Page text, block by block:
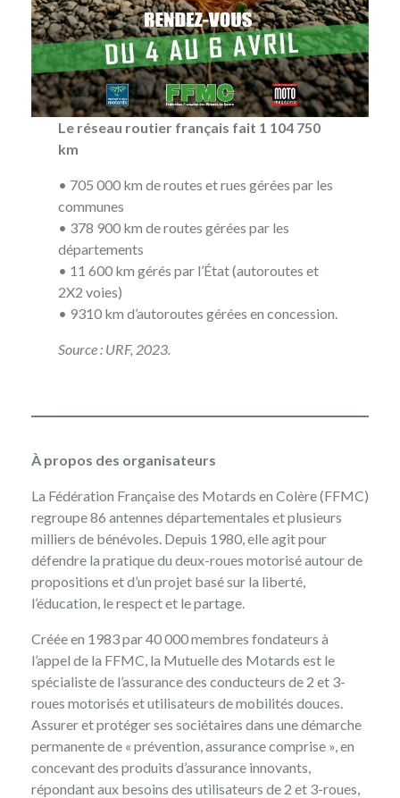
Le réseau routier français fait 1 104 750
km
• 705 000 km de routes et rues gérées par les
communes
• 378 900 km de routes gérées par les
départements
• 11 600 km gérés par l’État (autoroutes et
2X2 voies)
• 9310 km d’autoroutes gérées en concession.
Source : URF, 2023.
À propos des organisateurs
La Fédération Française des Motards en Colère(FFMC)
regroupe 86 antennes départementales et plusieurs
milliers de bénévoles. Depuis 1980, elle agit pour
défendre la pratique du deux-roues motorisé autour de
propositions et d’un projet basé sur la liberté,
l’éducation, le respect et le partage.
Créée en 1983 par 40 000 membres fondateurs à
l’appel de la FFMC, la Mutuelle des Motards est le
spécialiste de l’assurance des conducteurs de 2 et 3-
roues motorisés et utilisateurs de mobilités douces.
Assurer et protéger ses sociétaires dans une démarche
permanente de « prévention, assurance comprise », en
concevant des produits d’assurance innovants,
répondant aux besoins des utilisateurs de 2 et 3-roues,